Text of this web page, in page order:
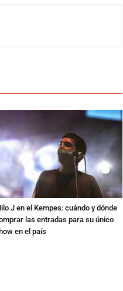
J en el Kempes: cuándo y dónde
las entradas para su único
en el país